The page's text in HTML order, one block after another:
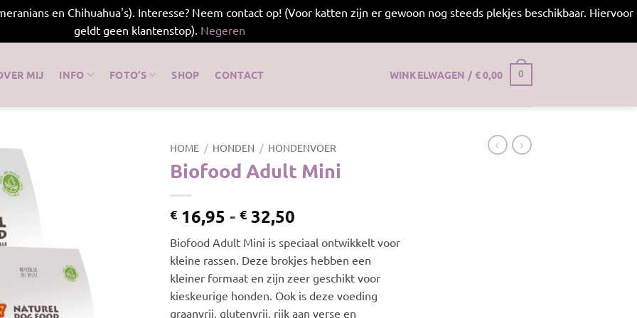
en Chihuahua's). Interesse? Neem contact op! (Voor katten zijn er gewoon nog steeds plekjes beschikbaar. Hiervoor
geldt geen klantenstop). Negeren
MIJ INFO FOTO’S SHOP CONTACT WINKELWAGEN /€0,00 0
HOME / HONDEN / HONDENVOER
Biofood Adult Mini
€ 16,95 - € 32,50
tot
€ 32,50
Biofood Adult Mini is speciaal ontwikkelt voor
kleine rassen. Deze brokjes hebben een
kleiner formaat en zijn zeer geschikt voor
kieskeurige honden. Ook is deze voeding
graanvrij, glutenvrij, rijk aan verse en